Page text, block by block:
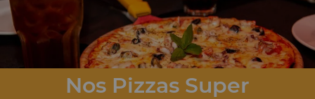
Nos Pizzas Super